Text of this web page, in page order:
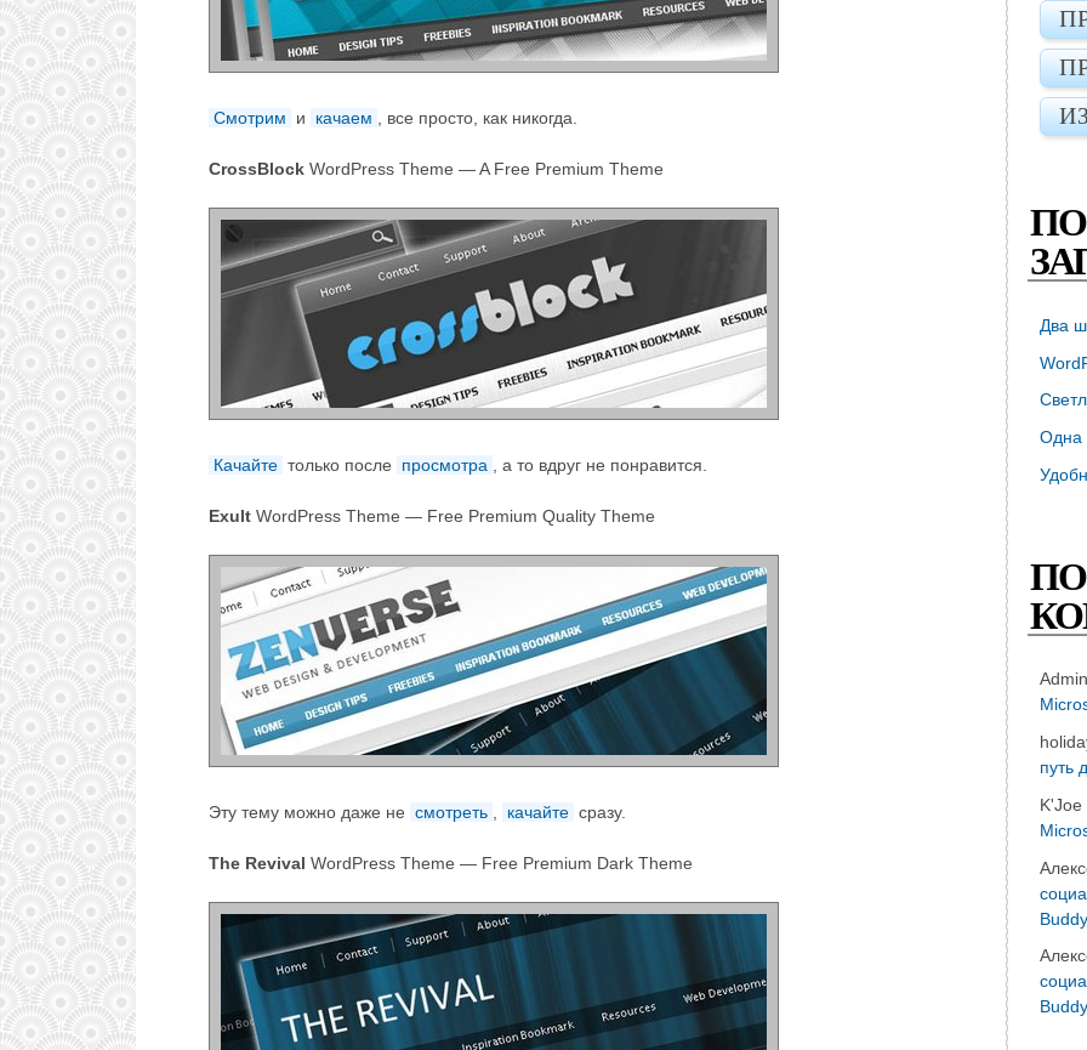
Смотрим и качаем , все просто, как никогда.
CrossBlock WordPress Theme — A Free Premium Theme
Качайте только после просмотра , а то вдруг не понравится.
Exult WordPress Theme — Free Premium Quality Theme
Эту тему можно даже не смотреть качайте сразу.
The Revival WordPress Theme — Free Premium Dark Theme
Два
Одна
Admin
путь
K'Joe